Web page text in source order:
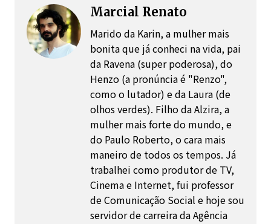
Marcial Renato
Marido da Karin, a mulher mais
bonita que já conheci na vida, pai
da Ravena (super poderosa), do
Henzo (a pronúncia é "Renzo",
como o lutador) e da Laura (de
olhos verdes). Filho da Alzira, a
mulher mais forte do mundo, e
do Paulo Roberto, o cara mais
maneiro de todos os tempos. Já
trabalhei como produtor de TV,
Cinema e Internet, fui professor
de Comunicação Social e hoje sou
servidor de carreira da Agência